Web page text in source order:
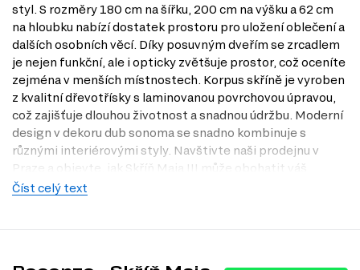
styl. S rozměry 180 cm na šířku, 200 cm na výšku a 62 cm
na hloubku nabízí dostatek prostoru pro uložení oblečení a
dalších osobních věcí. Díky posuvným dveřím se zrcadlem
je nejen funkční, ale i opticky zvětšuje prostor, což oceníte
zejména v menších místnostech. Korpus skříně je vyroben
z kvalitní dřevotřísky s laminovanou povrchovou úpravou,
což zajišťuje dlouhou životnost a snadnou údržbu. Moderní
design v dekoru dub sonoma se snadno kombinuje s
různými interiérovými styly. Navštivte naši prodejnu v
Praze a objevte, jak Skříň Maja III může obohatit váš
domov.
Číst celý text